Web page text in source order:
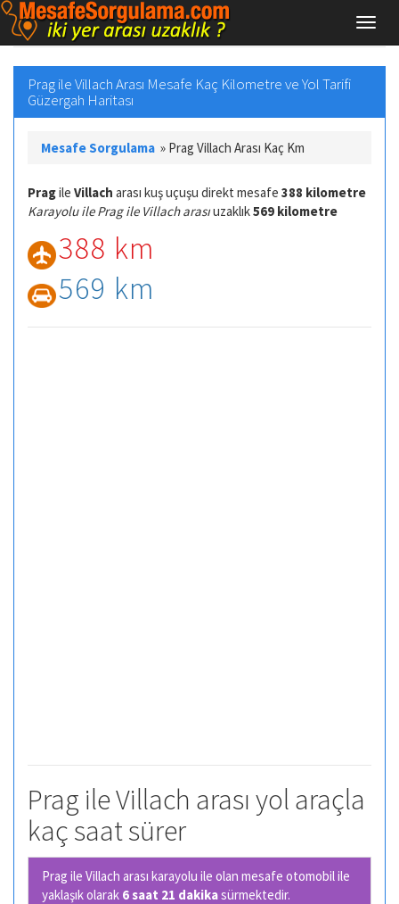
Prag ile Villach Arası Mesafe Kaç Kilometre ve Yol Tarifi
Güzergah Haritası
Mesafe Sorgulama » Prag Villach Arası Kaç Km
Pragile Villach arası kuş uçuşu direkt mesafe 388 kilometre
Karayolu ile Prag ile Villach arasıuzaklık569 kilometre
388 km
569 km
Prag ile Villach arası yol araçla
kaç saat sürer
Prag ile Villach arası karayolu ile olan mesafe otomobil ile
yaklaşık olarak 6 saat 21 dakikasürmektedir.